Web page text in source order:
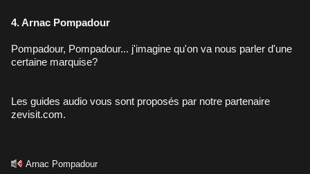
4. Arnac Pompadour
Pompadour, Pompadour... j'imagine qu'on va nous parler d'une
certaine marquise?
Les guides audio vous sont proposés par notre partenaire
zevisit.com.
Arnac Pompadour